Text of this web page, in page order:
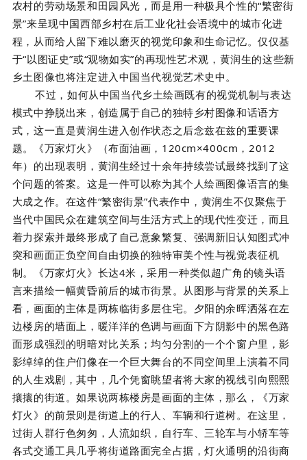
农村的劳动场景和田园风光，而是用一种极具个性的“繁密街
景”来呈现中国西部乡村在后工业化社会语境中的城市化进
程，从而给人留下难以磨灭的视觉印象和生命记忆。仅仅基
于“以图证史”或“观物如实”的再现性艺术观，黄润生的这些新
乡土图像也将注定进入中国当代视觉艺术史中。
不过，如何从中国当代乡土绘画既有的视觉机制与表达
模式中挣脱出来，创造属于自己的独特乡村图像和话语方
式，这一直是黄润生进入创作状态之后念兹在兹的重要课
题。《万家灯火》（布面油画，120cm×400cm，2012
年）的出现表明，黄润生经过十余年持续尝试最终找到了这
个问题的答案。这是一件可以称为其个人绘画图像语言的集
大成之作。在这件“繁密街景”代表作中，黄润生不仅聚焦于
当代中国民众在建筑空间与生活方式上的现代性变迁，而且
着力探索并最终形成了自己意象繁复、强调新旧认知图式冲
突和画面正负空间自由切换的独特审美个性与视觉表征机
制。《万家灯火》长达4米，采用一种类似超广角的镜头语
言来描绘一幅黄昏前后的城市街景。从图形与背景的关系上
看，画面的主体是两栋临街多层住宅。夕阳的余晖洒落在左
边楼房的墙面上，暖洋洋的色调与画面下方阴影中的黑色路
面形成强烈的明暗对比关系；均匀分割的一个个窗户里，影
影绰绰的住户们像在一个巨大舞台的不同空间里上演着不同
的人生戏剧，其中，几个凭窗眺望者将大家的视线引向熙熙
攘攘的街道。如果说两栋楼房是画面的主体，那么，《万家
灯火》的前景则是街道上的行人、车辆和行道树。在这里，
过街人群行色匆匆，人流如织，自行车、三轮车与小轿车等
各式交通工具几乎将街道路面完全占据，灯火通明的沿街商